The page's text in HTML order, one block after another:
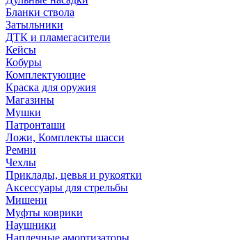
Бланки ствола
Затыльники
ДТК и пламегасители
Кейсы
Кобуры
Комплектующие
Краска для оружия
Магазины
Мушки
Патронташи
Ложи, Комплекты шасси
Ремни
Чехлы
Приклады, цевья и рукоятки
Аксессуары для стрельбы
Мишени
Муфты коврики
Наушники
Наплечные амортизаторы